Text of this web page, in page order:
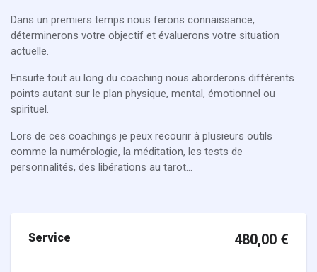
Dans un premiers temps nous ferons connaissance,
déterminerons votre objectif et évaluerons votre situation
actuelle.
Ensuite tout au long du coaching nous aborderons différents
points autant sur le plan physique, mental, émotionnel ou
spirituel.
Lors de ces coachings je peux recourir à plusieurs outils
comme la numérologie, la méditation, les tests de
personnalités, des libérations au tarot...
Service 480,00 €